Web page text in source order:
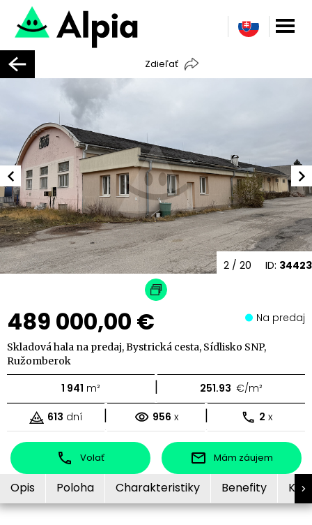
Zdieľať
ID: 34423
2 / 20
489 000,00 € Na predaj
Skladová hala na predaj, Bystrická cesta, Sídlisko SNP,
Ružomberok
1 941 m² | 251.93 €/m²
613 dní | 956 x | 2 x
Volať Mám záujem
Opis Poloha Charakteristiky Benefity